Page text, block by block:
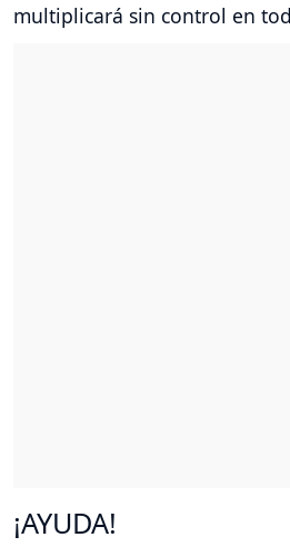
multiplicará sin control en
¡AYUDA!